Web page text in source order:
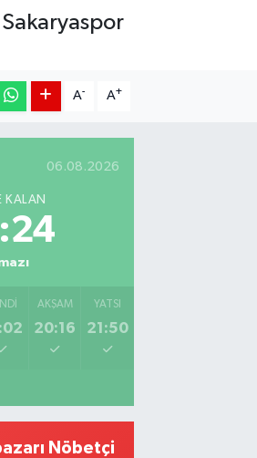
A- A+
06.08.2026
KALAN
AKŞAM
20:16
YATSI
21:50
Nöbetçi